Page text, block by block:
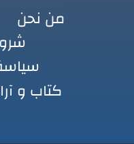
من نحن
كتاب و